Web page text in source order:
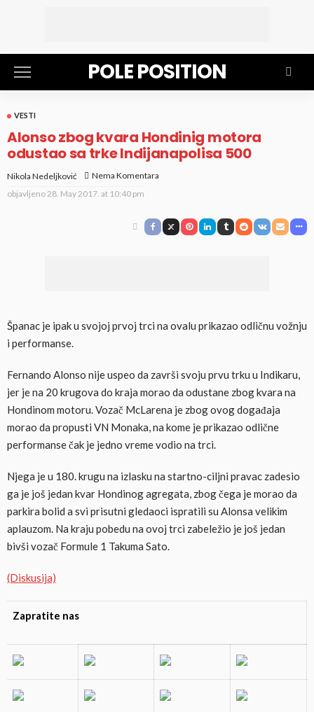
POLE POSITION
VESTI
Alonso zbog kvara Hondinig motora
odustao sa trke Indijanapolisa 500
Nikola Nedeljković
Nema Komentara
objavljeno 28. May 2017. at 10:40 pm
Španac je ipak u svojoj prvoj trci na ovalu prikazao odličnu vožnju
i performanse.
Fernando Alonso nije uspeo da završi svoju prvu trku u Indikaru,
jer je na 20 krugova do kraja morao da odustane zbog kvara na
Hondinom motoru. Vozač McLarena je zbog ovog događaja
morao da propusti VN Monaka, na kome je prikazao odlične
performanse čak je jedno vreme vodio na trci.
Njega je u 180. krugu na izlasku na startno-ciljni pravac zadesio
ga je još jedan kvar Hondinog agregata, zbog čega je morao da
parkira bolid a svi prisutni gledaoci ispratili su Alonsa velikim
aplauzom. Na kraju pobedu na ovoj trci zabeležio je još jedan
bivši vozač Formule 1 Takuma Sato.
(Diskusija)
Zapratite nas